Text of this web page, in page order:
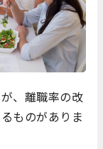
、離職率の改
ものがありま